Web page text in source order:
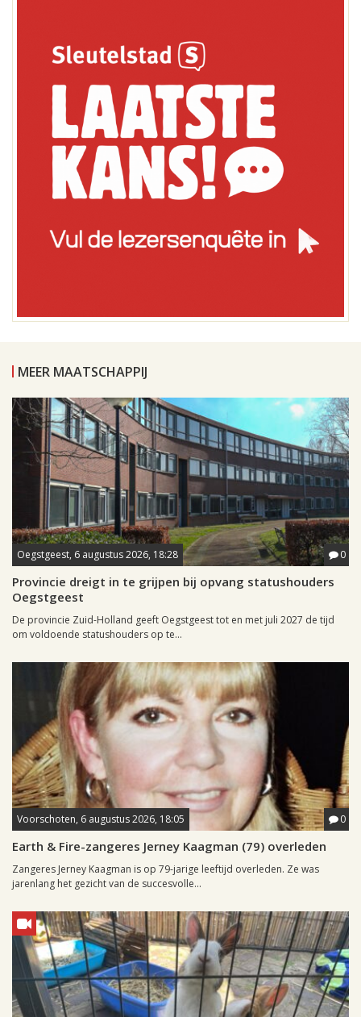
MEER MAATSCHAPPIJ
Oegstgeest, 6 augustus 2026, 18:28 0
Provincie dreigt in te grijpen bij opvang statushouders
Oegstgeest
De provincie Zuid-Holland geeft Oegstgeest tot en met juli 2027 de tijd
om voldoende statushouders op te...
Voorschoten, 6 augustus 2026, 18:05 0
Earth & Fire-zangeres Jerney Kaagman (79) overleden
Zangeres Jerney Kaagman is op 79-jarige leeftijd overleden. Ze was
jarenlang het gezicht van de succesvolle...